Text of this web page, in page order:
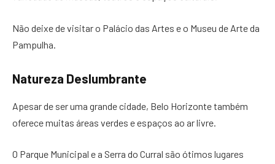
Não deixe de visitar o Palácio das Artes e o Museu de Arte da
Pampulha.
Natureza Deslumbrante
Apesar de ser uma grande cidade, Belo Horizonte também
oferece muitas áreas verdes e espaços ao ar livre.
O Parque Municipal e a Serra do Curral são ótimos lugares